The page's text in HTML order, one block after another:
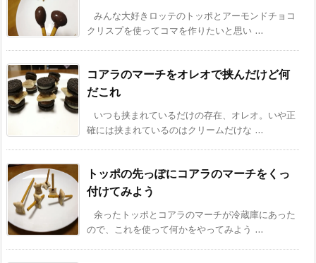
みんな大好きロッテのトッポとアーモンドチョコ
クリスプを使ってコマを作りたいと思い ...
コアラのマーチをオレオで挟んだけど何
だこれ
いつも挟まれているだけの存在、オレオ。いや正
確には挟まれているのはクリームだけな ...
トッポの先っぽにコアラのマーチをくっ
付けてみよう
余ったトッポとコアラのマーチが冷蔵庫にあった
ので、これを使って何かをやってみよう ...